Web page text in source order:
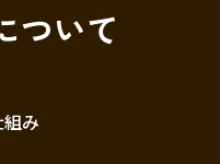
ついて
み